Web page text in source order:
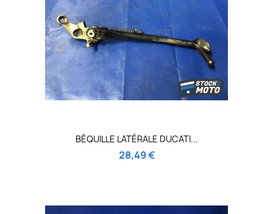
BÉQUILLE LATÉRALE DUCATI...
28,49 €